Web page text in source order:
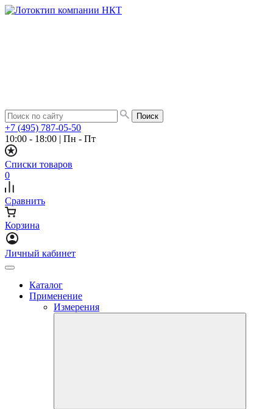
+7 (495) 787-05-50
10:00 - 18:00 | Пн - Пт
Списки товаров
0
Сравнить
Корзина
Личный кабинет
Каталог
Применение
Измерения